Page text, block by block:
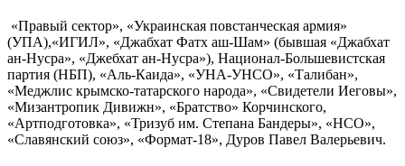
«Правый сектор», «Украинская повстанческая армия»
(УПА),«ИГИЛ», «Джабхат Фатх аш-Шам» (бывшая «Джабхат
ан-Нусра», «Джебхат ан-Нусра»), Национал-Большевистская
партия (НБП), «Аль-Каида», «УНА-УНСО», «Талибан»,
«Меджлис крымско-татарского народа», «Свидетели Иеговы»,
«Мизантропик Дивижн», «Братство» Корчинского,
«Артподготовка», «Тризуб им. Степана Бандеры», «НСО»,
«Славянский союз», «Формат-18», Дуров Павел Валерьевич.